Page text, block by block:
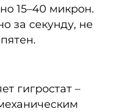
15–40 микрон.
за секунду, не
гигростат –